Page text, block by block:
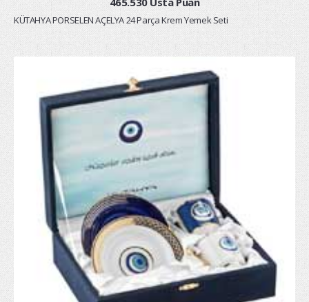
KÜTAHYA PORSELEN AÇELYA 24 Parça Krem Yemek Seti